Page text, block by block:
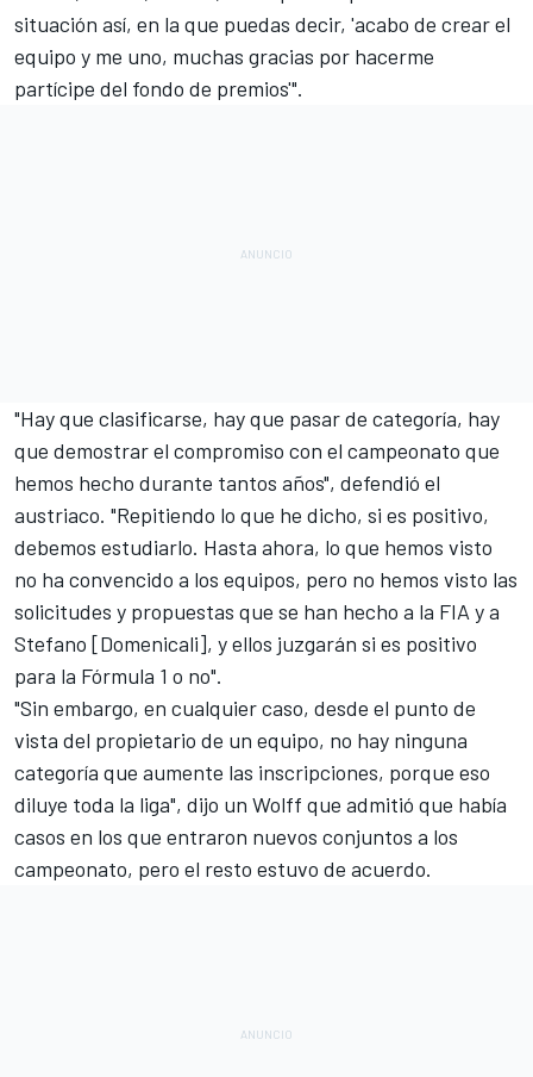
situación así, en la que puedas decir, 'acabo de crear el
equipo y me uno, muchas gracias por hacerme
partícipe del fondo de premios'".
"Hay que clasificarse, hay que pasar de categoría, hay
que demostrar el compromiso con el campeonato que
hemos hecho durante tantos años", defendió el
austriaco. "Repitiendo lo que he dicho, si es positivo,
debemos estudiarlo. Hasta ahora, lo que hemos visto
no ha convencido a los equipos, pero no hemos visto las
solicitudes y propuestas que se han hecho a la FIA y a
Stefano [Domenicali], y ellos juzgarán si es positivo
para la Fórmula 1 o no".
"Sin embargo, en cualquier caso, desde el punto de
vista del propietario de un equipo, no hay ninguna
categoría que aumente las inscripciones, porque eso
diluye toda la liga", dijo un Wolff que admitió que había
casos en los que entraron nuevos conjuntos a los
campeonato, pero el resto estuvo de acuerdo.